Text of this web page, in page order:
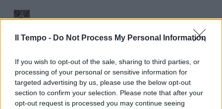
Il Tempo - Do Not Process My Personal Information
If you wish to opt-out of the sale, sharing to third parties, or
processing of your personal or sensitive information for
targeted advertising by us, please use the below opt-out
section to confirm your selection. Please note that after your
opt-out request is processed you may continue seeing